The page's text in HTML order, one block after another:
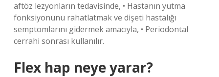
aftöz lezyonların tedavisinde, • Hastanın yutma
fonksiyonunu rahatlatmak ve dişeti hastalığı
semptomlarını gidermek amacıyla, • ​​Periodontal
cerrahi sonrası kullanılır.
Flex hap neye yarar?